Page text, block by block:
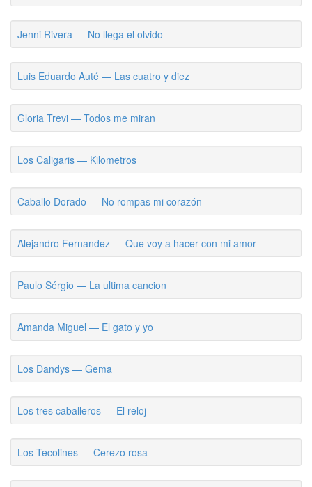
Jenni Rivera — No llega el olvido
Luis Eduardo Auté — Las cuatro y diez
Gloria Trevi — Todos me miran
Los Caligaris — Kilometros
Caballo Dorado — No rompas mi corazón
Alejandro Fernandez — Que voy a hacer con mi amor
Paulo Sérgio — La ultima cancion
Amanda Miguel — El gato y yo
Los Dandys — Gema
Los tres caballeros — El reloj
Los Tecolines — Cerezo rosa